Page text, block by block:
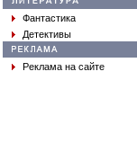
Фантастика
Детективы
Реклама на сайте